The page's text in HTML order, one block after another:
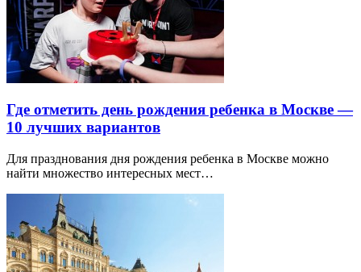
Где отметить день рождения ребенка в Москве —
10 лучших вариантов
Для празднования дня рождения ребенка в Москве можно
найти множество интересных мест…